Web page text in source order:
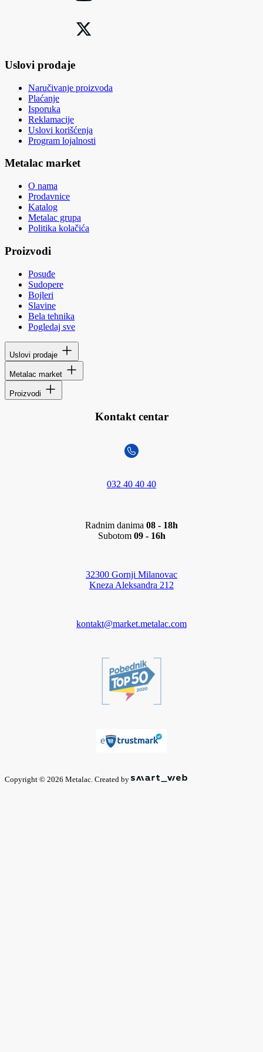
Uslovi prodaje
Naručivanje proizvoda
Plaćanje
Isporuka
Reklamacije
Uslovi korišćenja
Program lojalnosti
Metalac market
O nama
Prodavnice
Katalog
Metalac grupa
Politika kolačića
Proizvodi
Posuđe
Sudopere
Bojleri
Slavine
Bela tehnika
Pogledaj sve
Uslovi prodaje
Metalac market
Proizvodi
Kontakt centar
032 40 40 40
Radnim danima 08 - 18h
Subotom 09 - 16h
32300 Gornji Milanovac
Kneza Aleksandra 212
kontakt@market.metalac.com
Copyright © 2026 Metalac. Created by